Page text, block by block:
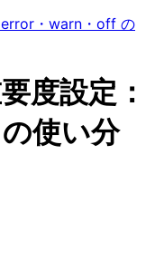
error・warn・off の
度設定：
使い分